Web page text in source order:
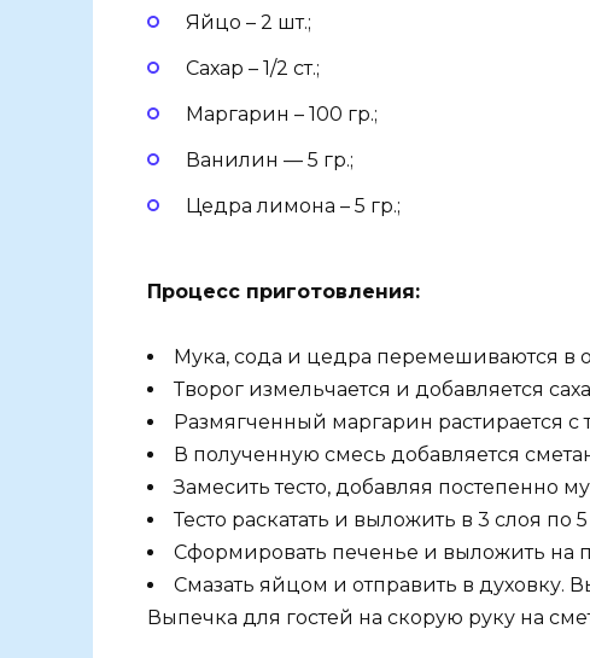
Яйцо – 2 шт.;
Сахар – 1/2 ст.;
Маргарин – 100 гр.;
Ванилин — 5 гр.;
Цедра лимона – 5 гр.;
Процесс приготовления:
Мука, сода и цедра перемешиваются в
Творог измельчается и добавляется
Размягченный маргарин растирается с
В полученную смесь добавляется
Замесить тесто, добавляя постепенно
Тесто раскатать и выложить в 3 слоя по
Сформировать печенье и выложить на
Смазать яйцом и отправить в духовку.
Выпечка для гостей на скорую руку на